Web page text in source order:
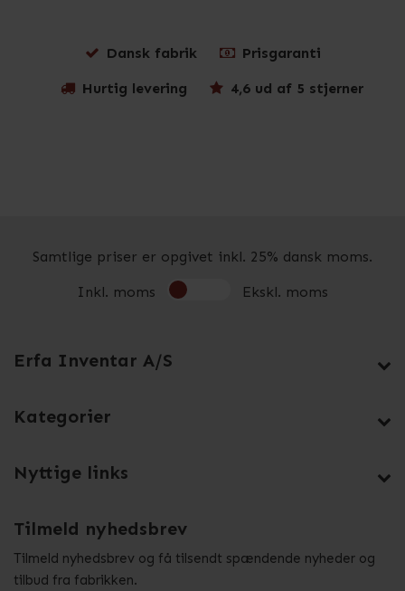
Dansk fabrik Prisgaranti
Hurtig levering 4,6 ud af 5 stjerner
Samtlige priser er opgivet inkl. 25% dansk moms.
Inkl. moms Ekskl. moms
Erfa Inventar A/S
Kategorier
Nyttige links
Tilmeld nyhedsbrev
Tilmeld nyhedsbrev og få tilsendt spændende nyheder og
tilbud fra fabrikken.